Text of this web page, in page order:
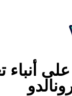
على أنباء